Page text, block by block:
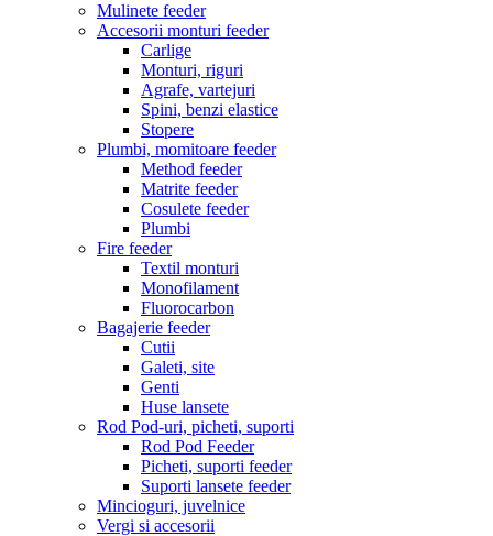
Mulinete feeder
Accesorii monturi feeder
Carlige
Monturi, riguri
Agrafe, vartejuri
Spini, benzi elastice
Stopere
Plumbi, momitoare feeder
Method feeder
Matrite feeder
Cosulete feeder
Plumbi
Fire feeder
Textil monturi
Monofilament
Fluorocarbon
Bagajerie feeder
Cutii
Galeti, site
Genti
Huse lansete
Rod Pod-uri, picheti, suporti
Rod Pod Feeder
Picheti, suporti feeder
Suporti lansete feeder
Mincioguri, juvelnice
Vergi si accesorii